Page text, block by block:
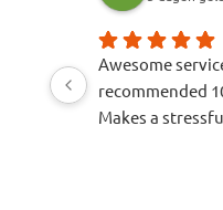
Awesome
recommended
Makes a